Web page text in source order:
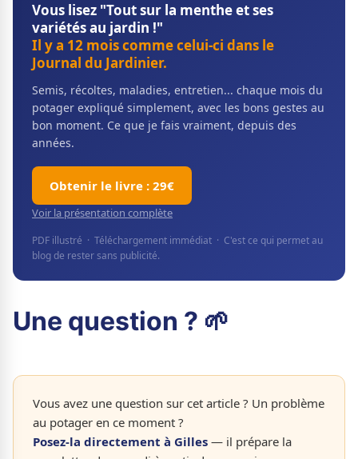
Vous lisez "Tout sur la menthe et ses
variétés au jardin !"
Il y a 12 mois comme celui-ci dans le
Journal du Jardinier.
Semis, récoltes, maladies, entretien... chaque mois du
potager expliqué simplement, avec les bons gestes au
bon moment. Ce que je fais vraiment, depuis des
années.
Obtenir le livre : 29€
Voir la présentation complète
PDF illustré · Téléchargement immédiat · C'est ce qui permet au
blog de rester sans publicité.
Une question ? 🌱
Vous avez une question sur cet article ? Un problème
au potager en ce moment ?
Posez-la directement à Gilles — il prépare la